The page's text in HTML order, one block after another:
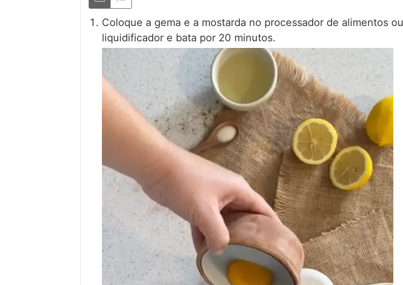
Coloque a gema e a mostarda no processador de alimentos ou
liquidificador e bata por 20 minutos.